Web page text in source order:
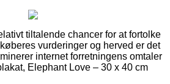
tiltalende chancer for at fortolke
vurderinger og herved er det
internet forretningens omtaler
Elephant Love – 30 x 40 cm